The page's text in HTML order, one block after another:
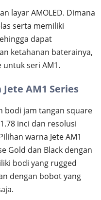
layar AMOLED. Dimana
serta memiliki
dapat
ketahanan baterainya,
seri AM1.
AM1 Series
bodi jam tangan square
inci dan resolusi
warna Jete AM1
Gold dan Black dengan
bodi yang rugged
dengan bobot yang